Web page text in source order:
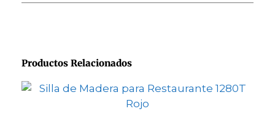
Productos Relacionados